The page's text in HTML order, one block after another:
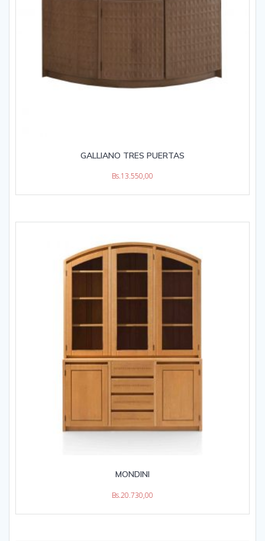
GALLIANO TRES PUERTAS
Bs.13.550,00
MONDINI
Bs.20.730,00